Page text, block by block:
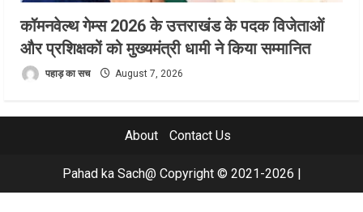
कॉमनवेल्थ गेम्स 2026 के उत्तराखंड के पदक विजेताओं
और प्रशिक्षकों को मुख्यमंत्री धामी ने किया सम्मानित
पहाड़ का सच August 7, 2026
About Contact Us
Pahad ka Sach@ Copyright © 2021-2026